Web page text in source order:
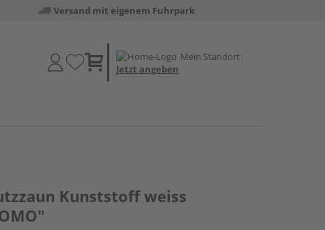
Versand mit eigenem Fuhrpark
Mein Standort:
Jetzt angeben
Kunststoff weiss